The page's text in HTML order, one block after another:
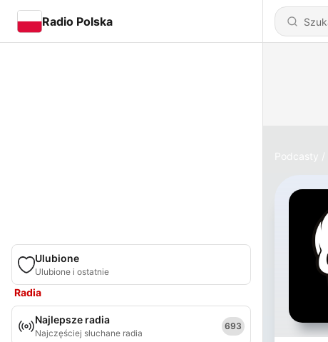
Radio Polska
Ulubione
Ulubione i ostatnie
Radia
Najlepsze radia
Najczęściej słuchane radia
693
Podcasty